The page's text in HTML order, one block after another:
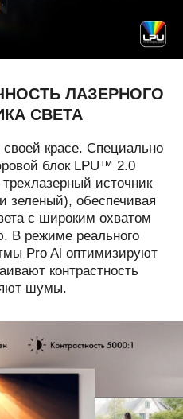
ЛАЗЕРНОГО
СВЕТА
красе. Специально
блок LPU™ 2.0
источник
зеленый), обеспечивая
с широким охватом
В режиме реального
Pro Al оптимизируют
контрастность
шумы.